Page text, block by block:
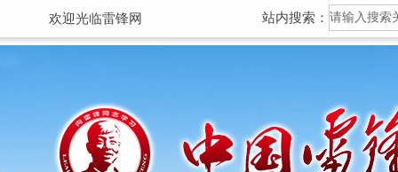
欢迎光临雷锋网 站内搜索：